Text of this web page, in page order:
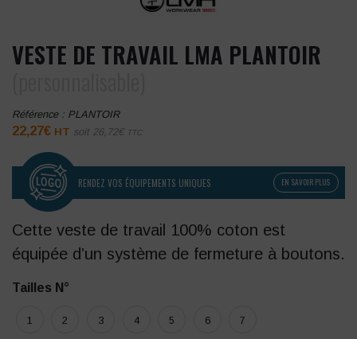
VESTE DE TRAVAIL LMA PLANTOIR
Référence : PLANTOIR
22,27€ HT soit 26,72€ TTC
RENDEZ VOS ÉQUIPEMENTS UNIQUES EN SAVOIR PLUS
Cette veste de travail 100% coton est
équipée d’un système de fermeture à boutons.
Tailles N°
1 2 3 4 5 6 7